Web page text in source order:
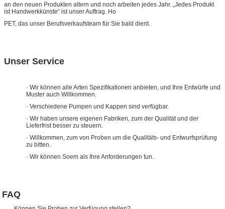
an den neuen Produkten altern und noch arbeiten jedes Jahr. „Jedes Produkt
ist Handwerkkünste“ ist unser Auftrag. Ho
PET, das unser Berufsverkaufsteam für Sie bald dient.
Unser Service
· Wir können alle Arten Spezifikationen anbieten, und Ihre Entwürfe und
Muster auch Willkommen.
· Verschiedene Pumpen und Kappen sind verfügbar.
· Wir haben unsere eigenen Fabriken, zum der Qualität und der
Lieferfrist besser zu steuern.
· Willkommen, zum von Proben um die Qualitäts- und Entwurfsprüfung
zu bitten.
· Wir können Soem als Ihre Anforderungen tun.
FAQ